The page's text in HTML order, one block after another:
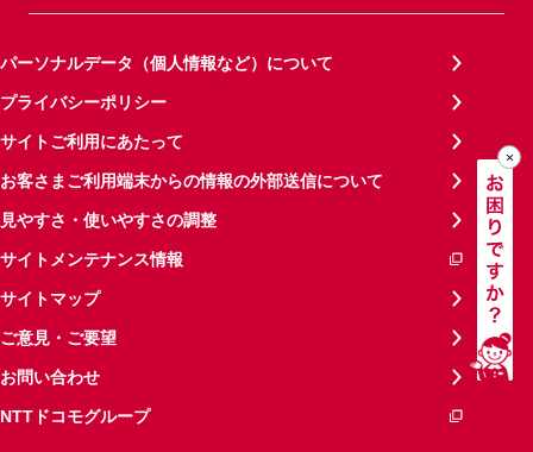
パーソナルデータ（個人情報など）について
プライバシーポリシー
サイトご利用にあたって
お客さまご利用端末からの情報の外部送信について
見やすさ・使いやすさの調整
サイトメンテナンス情報
サイトマップ
ご意見・ご要望
お問い合わせ
NTTドコモグループ